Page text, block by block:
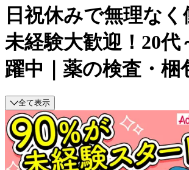
日祝休みで無理なく
未経験大歓迎！20代
躍中｜薬の検査・梱
全て表示